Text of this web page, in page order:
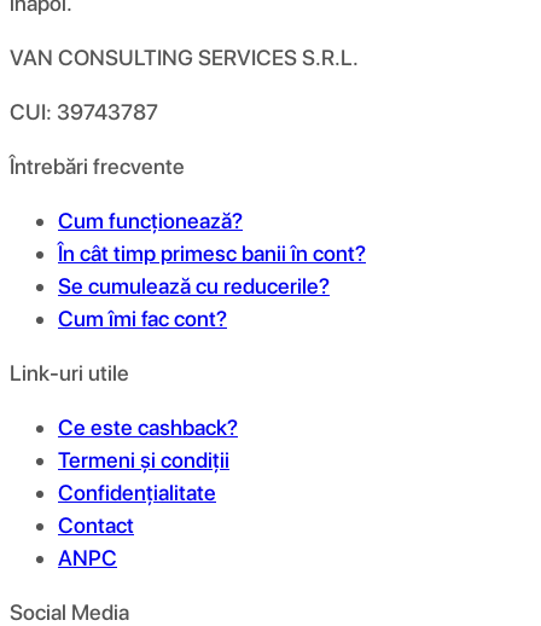
VAN CONSULTING SERVICES S.R.L.
CUI: 39743787
Întrebări frecvente
Cum funcționează?
În cât timp primesc banii în cont?
Se cumulează cu reducerile?
Cum îmi fac cont?
Link-uri utile
Ce este cashback?
Termeni și condiții
Confidențialitate
Contact
ANPC
Social Media